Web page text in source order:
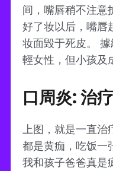
间，嘴唇稍不注意
好了妆以后，嘴唇
妆面毁于死皮。
輕女性，但小孩及
口周炎: 治
上图，就是一直
都是黄痂，吃饭一
我和孩子爸爸真是